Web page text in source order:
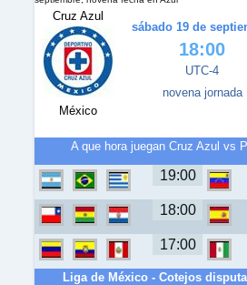
Cruz Azul
México
sábado 19 de
18:00
UTC-4
novena jornada
A que hora juegan Cruz Azul vs
19:00
18:00
17:00
Liga de México - Cotejos